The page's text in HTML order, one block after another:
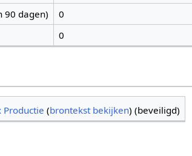
90 dagen)
0
0
Productie (brontekst bekijken) (beveiligd)